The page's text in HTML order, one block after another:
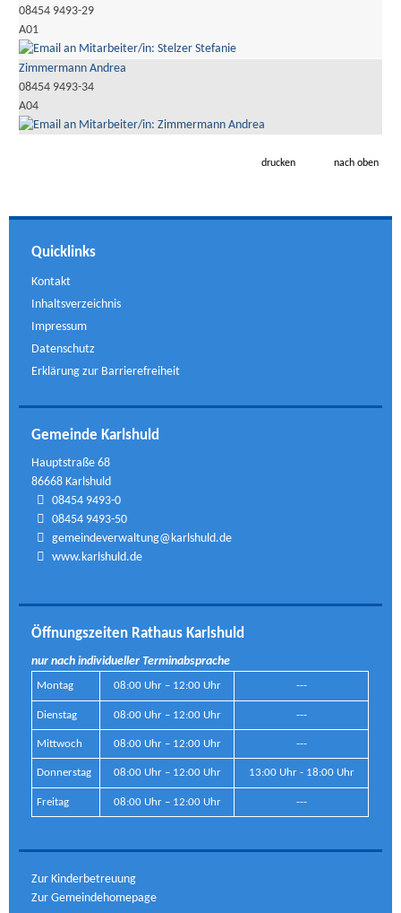
08454 9493-29
A01
Zimmermann Andrea
08454 9493-34
A04
drucken nach oben
Quicklinks
Kontakt
Inhaltsverzeichnis
Impressum
Datenschutz
Erklärung zur Barrierefreiheit
Gemeinde Karlshuld
Hauptstraße 68
86668 Karlshuld
08454 9493-0
08454 9493-50
gemeindeverwaltung@karlshuld.de
www.karlshuld.de
Öffnungszeiten Rathaus Karlshuld
nur nach individueller Terminabsprache
Montag 08:00 Uhr – 12:00 Uhr ---
Dienstag 08:00 Uhr – 12:00 Uhr ---
Mittwoch 08:00 Uhr – 12:00 Uhr ---
Donnerstag 08:00 Uhr – 12:00 Uhr 13:00 Uhr - 18:00 Uhr
Freitag 08:00 Uhr – 12:00 Uhr ---
Zur Kinderbetreuung
Zur Gemeindehomepage